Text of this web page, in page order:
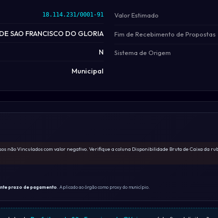
18.114.231/0001-91
SAO FRANCISCO DO GLORIA
N
Municipal
Valor Estimado
Fim de Recebimento de Propostas
Sistema de Origem
não Vinculados com valor negativo. Verifique a coluna Disponibilidade Bruta de Caixa da
prazo de pagamento . Aplicado ao órgão como proxy do município.